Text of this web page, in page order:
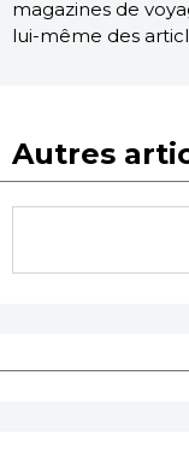
magazines de
lui-même des
Autres